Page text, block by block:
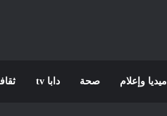
ميديا وإعلام صحة دابا tv